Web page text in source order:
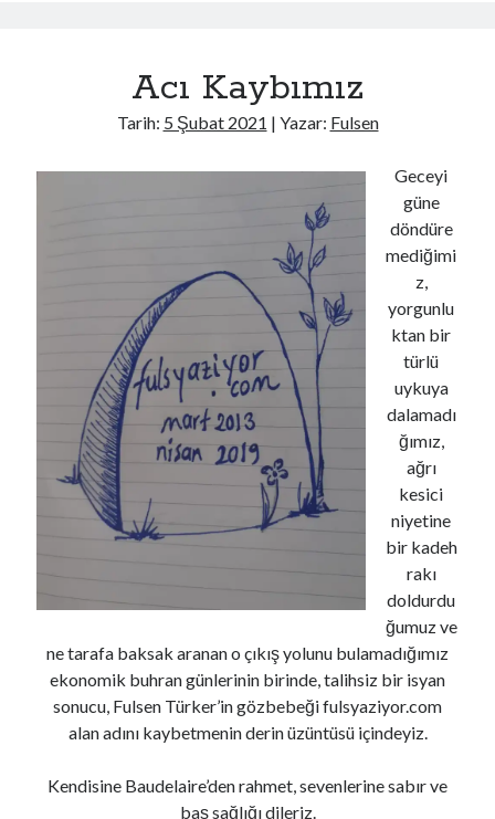
Acı Kaybımız
Tarih: 5 Şubat 2021 | Yazar: Fulsen
Geceyi
güne
döndüre
mediğimi
z,
yorgunlu
ktan bir
türlü
uykuya
dalamadı
ğımız,
ağrı
kesici
niyetine
bir kadeh
rakı
doldurdu
ğumuz ve
ne tarafa baksak aranan o çıkış yolunu bulamadığımız
ekonomik buhran günlerinin birinde, talihsiz bir isyan
sonucu, Fulsen Türker’in gözbebeği fulsyaziyor.com
alan adını kaybetmenin derin üzüntüsü içindeyiz.
Kendisine Baudelaire’den rahmet, sevenlerine sabır ve
baş sağlığı dileriz.